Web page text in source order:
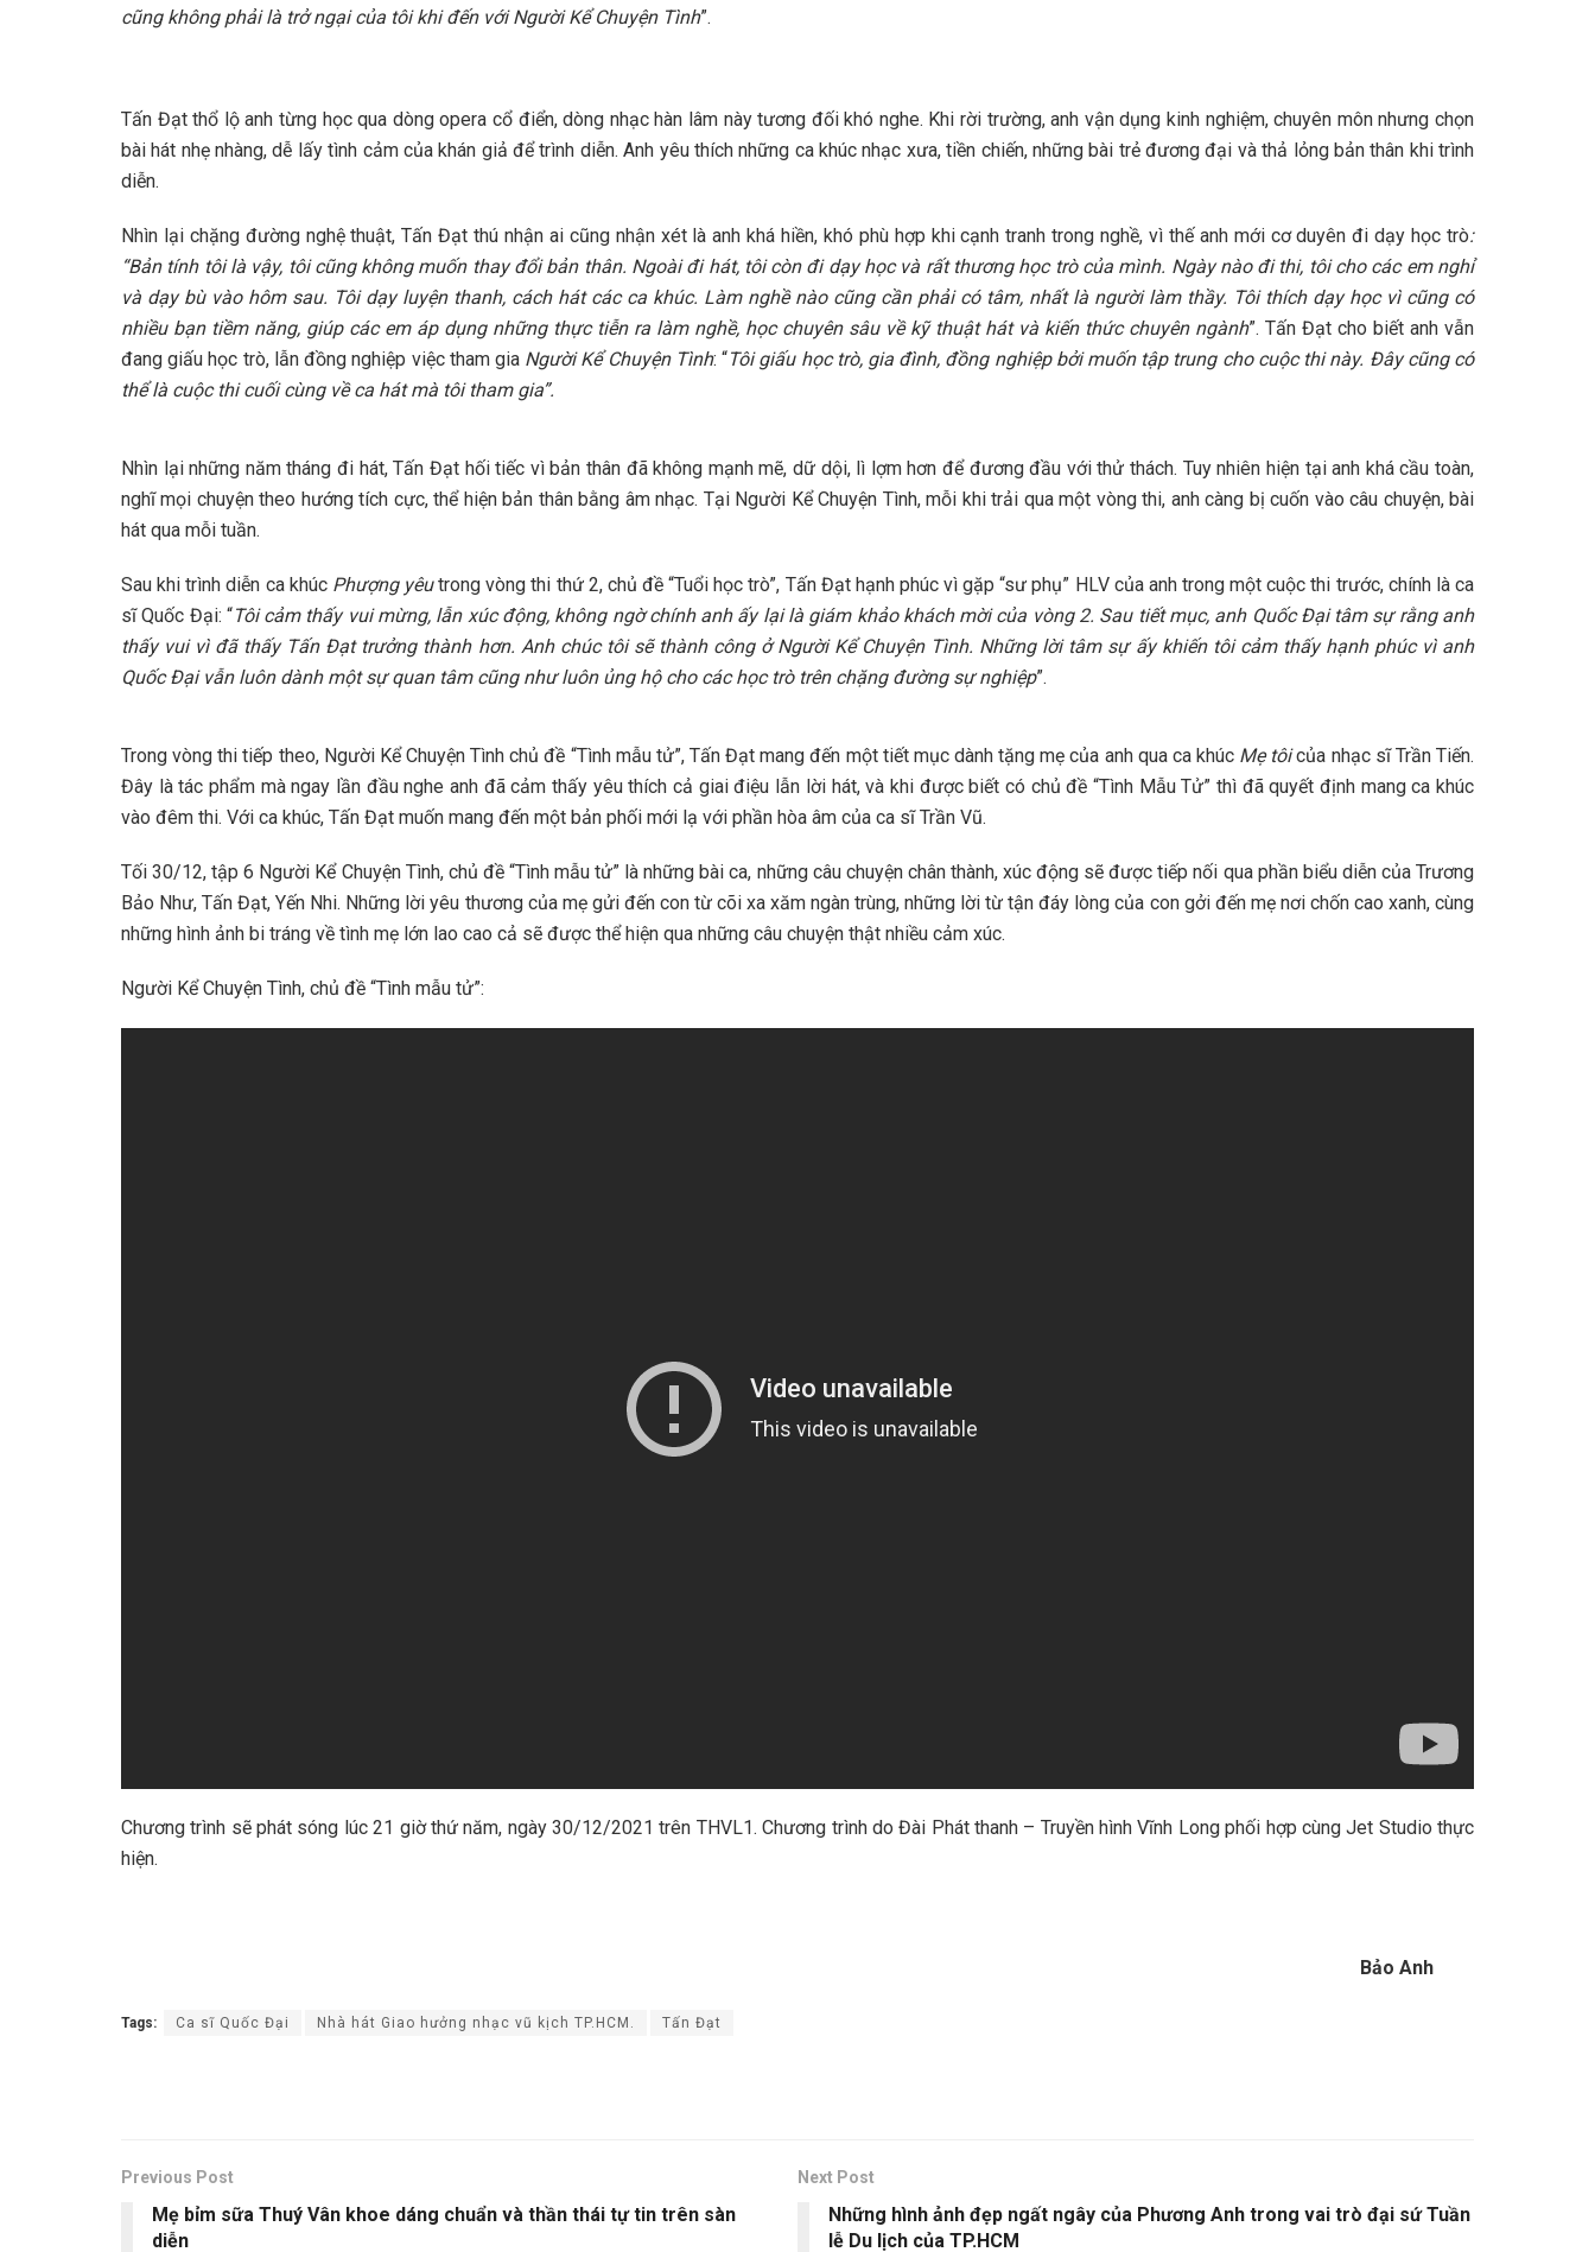
cũng không phải là trở ngại của tôi khi đến với Người Kể Chuyện Tình”.
Tấn Đạt thổ lộ anh từng học qua dòng opera cổ điển, dòng nhạc hàn lâm này tương đối khó nghe. Khi rời trường, anh vận dụng kinh nghiệm, chuyên môn nhưng chọn
bài hát nhẹ nhàng, dễ lấy tình cảm của khán giả để trình diễn. Anh yêu thích những ca khúc nhạc xưa, tiền chiến, những bài trẻ đương đại và thả lỏng bản thân khi trình
diễn.
Nhìn lại chặng đường nghệ thuật, Tấn Đạt thú nhận ai cũng nhận xét là anh khá hiền, khó phù hợp khi cạnh tranh trong nghề, vì thế anh mới cơ duyên đi dạy học trò:
“Bản tính tôi là vậy, tôi cũng không muốn thay đổi bản thân. Ngoài đi hát, tôi còn đi dạy học và rất thương học trò của mình. Ngày nào đi thi, tôi cho các em nghỉ
và dạy bù vào hôm sau. Tôi dạy luyện thanh, cách hát các ca khúc. Làm nghề nào cũng cần phải có tâm, nhất là người làm thầy. Tôi thích dạy học vì cũng có
nhiều bạn tiềm năng, giúp các em áp dụng những thực tiễn ra làm nghề, học chuyên sâu về kỹ thuật hát và kiến thức chuyên ngành”. Tấn Đạt cho biết anh vẫn
đang giấu học trò, lẫn đồng nghiệp việc tham gia Người Kể Chuyện Tình: “Tôi giấu học trò, gia đình, đồng nghiệp bởi muốn tập trung cho cuộc thi này. Đây cũng có
thể là cuộc thi cuối cùng về ca hát mà tôi tham gia”.
Nhìn lại những năm tháng đi hát, Tấn Đạt hối tiếc vì bản thân đã không mạnh mẽ, dữ dội, lì lợm hơn để đương đầu với thử thách. Tuy nhiên hiện tại anh khá cầu toàn,
nghĩ mọi chuyện theo hướng tích cực, thể hiện bản thân bằng âm nhạc. Tại Người Kể Chuyện Tình, mỗi khi trải qua một vòng thi, anh càng bị cuốn vào câu chuyện, bài
hát qua mỗi tuần.
Sau khi trình diễn ca khúc Phượng yêutrong vòng thi thứ 2, chủ đề “Tuổi học trò”, Tấn Đạt hạnh phúc vì gặp “sư phụ” HLV của anh trong một cuộc thi trước, chính là ca
sĩ Quốc Đại: “Tôi cảm thấy vui mừng, lẫn xúc động, không ngờ chính anh ấy lại là giám khảo khách mời của vòng 2. Sau tiết mục, anh Quốc Đại tâm sự rằng anh
thấy vui vì đã thấy Tấn Đạt trưởng thành hơn. Anh chúc tôi sẽ thành công ở Người Kể Chuyện Tình. Những lời tâm sự ấy khiến tôi cảm thấy hạnh phúc vì anh
Quốc Đại vẫn luôn dành một sự quan tâm cũng như luôn ủng hộ cho các học trò trên chặng đường sự nghiệp”.
Trong vòng thi tiếp theo, Người Kể Chuyện Tình chủ đề “Tình mẫu tử”, Tấn Đạt mang đến một tiết mục dành tặng mẹ của anh qua ca khúc Mẹ tôicủa nhạc sĩ Trần Tiến.
Đây là tác phẩm mà ngay lần đầu nghe anh đã cảm thấy yêu thích cả giai điệu lẫn lời hát, và khi được biết có chủ đề “Tình Mẫu Tử” thì đã quyết định mang ca khúc
vào đêm thi. Với ca khúc, Tấn Đạt muốn mang đến một bản phối mới lạ với phần hòa âm của ca sĩ Trần Vũ.
Tối 30/12, tập 6 Người Kể Chuyện Tình, chủ đề “Tình mẫu tử” là những bài ca, những câu chuyện chân thành, xúc động sẽ được tiếp nối qua phần biểu diễn của Trương
Bảo Như, Tấn Đạt, Yến Nhi. Những lời yêu thương của mẹ gửi đến con từ cõi xa xăm ngàn trùng, những lời từ tận đáy lòng của con gởi đến mẹ nơi chốn cao xanh, cùng
những hình ảnh bi tráng về tình mẹ lớn lao cao cả sẽ được thể hiện qua những câu chuyện thật nhiều cảm xúc.
Người Kể Chuyện Tình, chủ đề “Tình mẫu tử”:
Chương trình sẽ phát sóng lúc 21 giờ thứ năm, ngày 30/12/2021 trên THVL1. Chương trình do Đài Phát thanh – Truyền hình Vĩnh Long phối hợp cùng Jet Studio thực
hiện.
Bảo Anh
Tags: Ca sĩ Quốc Đại Nhà hát Giao hưởng nhạc vũ kịch TP.HCM. Tấn Đạt
Previous Post
Mẹ bỉm sữa Thuý Vân khoe dáng chuẩn và thần thái tự tin trên sàn
diễn
Next Post
Những hình ảnh đẹp ngất ngây của Phương Anh trong vai trò đại sứ Tuần
lễ Du lịch của TP.HCM